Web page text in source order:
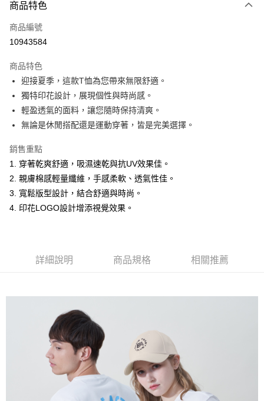
信用卡一次付款
超商取貨付款
Apple Pay
悠遊付
ATM付款
運送方式
全家取貨付款
每筆NT$60，滿NT$1,500(含以上)免運費
付款後全家取貨
每筆NT$60，滿NT$1,500(含以上)免運費
每筆NT$60，滿NT$1,500(含以上)免運費
7-11取貨付款
每筆NT$60，滿NT$1,500(含以上)免運費
付款後7-11取貨
每筆NT$60，滿NT$1,500(含以上)免運費
商品特色
商品編號
10943584
商品特色
迎接夏季，這款T恤為您帶來無限舒適。
獨特印花設計，展現個性與時尚感。
輕盈透氣的面料，讓您隨時保持清爽。
無論是休閒搭配還是運動穿著，皆是完美選擇。
銷售重點
1. 穿著乾爽舒適，吸濕速乾與抗UV效果佳。
2. 親膚棉感輕量纖維，手感柔軟、透氣性佳。
3. 寬鬆版型設計，結合舒適與時尚。
4. 印花LOGO設計增添視覺效果。
詳細說明 商品規格 相關推薦